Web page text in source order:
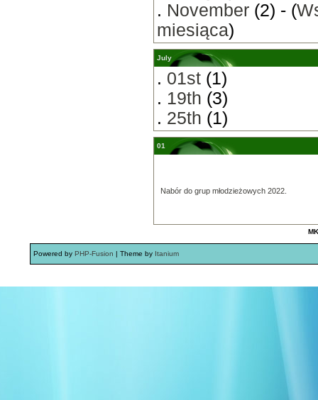
. November (2) - (
miesiąca)
July
. 01st (1)
. 19th (3)
. 25th (1)
01
Nabór do grup młodzieżowych 2022.
Powered by PHP-Fusion | Theme by Itanium